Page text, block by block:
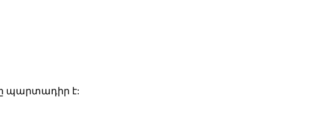
պարտադիր է: